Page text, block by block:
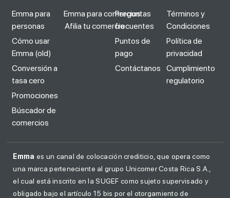
Emma para
personas
Cómo usar
Emma (old)
Conversión a
tasa cero
Promociones
Búscador de
comercios
Emma para comercios
Afilia tu comercio
Preguntas
frecuentes
Puntos de
pago
Contáctanos
Términos y
Condiciones
Política de
privacidad
Cumplimiento
regulatorio
Emma es un canal de colocación crediticio, que opera como
una marca perteneciente al grupo Unicomer Costa Rica S.A.,
el cual está inscrito en la SUGEF como sujeto supervisado y
obligado bajo el artículo 15 bis por el otorgamiento de